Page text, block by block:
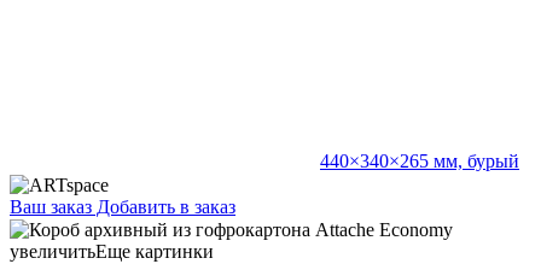
440×340×265 мм, бурый
Ваш заказ Добавить в заказ
Короб архивный из гофрокартона Attache Economy корешок
200 мм, 320×240×200 мм, бурый 8,00 088131
увеличитьЕще картинки